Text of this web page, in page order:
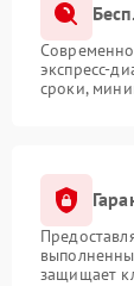
экспресс-
сроки,
защищает